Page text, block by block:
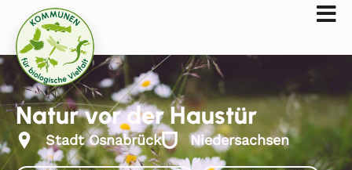
Natur vor der Haustür
Stadt Osnabrück Niedersachsen